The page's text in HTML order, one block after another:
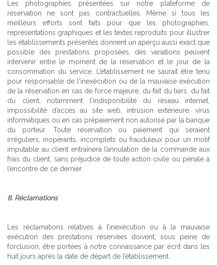
Les photographies présentées sur notre plateforme de
réservation ne sont pas contractuelles. Même si tous les
meilleurs efforts sont faits pour que les photographies,
représentations graphiques et les textes reproduits pour illustrer
les établissements présentés donnent un aperçu aussi exact que
possible des prestations proposées, des variations peuvent
intervenir entre le moment de la réservation et le jour de la
consommation du service. L’établissement ne saurait être tenu
pour responsable de l'inexécution ou de la mauvaise exécution
de la réservation en cas de force majeure, du fait du tiers, du fait
du client, notamment l'indisponibilité du réseau internet,
impossibilité d’accès au site web, intrusion extérieure, virus
informatiques ou en cas prépaiement non autorisé par la banque
du porteur. Toute réservation ou paiement qui seraient
irréguliers, inopérants, incomplets ou frauduleux pour un motif
imputable au client entraînera l’annulation de la commande aux
frais du client, sans préjudice de toute action civile ou pénale à
l’encontre de ce dernier.
8. Réclamations
Les réclamations relatives à l’inexécution ou à la mauvaise
exécution des prestations réservées doivent, sous peine de
forclusion, être portées à notre connaissance par écrit dans les
huit jours après la date de départ de l’établissement.